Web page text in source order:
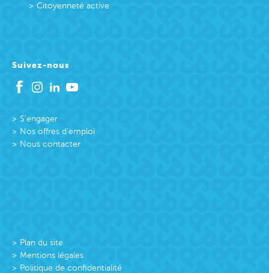
Citoyenneté active
Suivez-nous
S’engager
Nos offres d’emploi
Nous contacter
Plan du site
Mentions légales
Politique de confidentialité